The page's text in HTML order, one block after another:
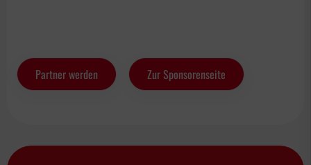
Partner werden Zur Sponsorenseite